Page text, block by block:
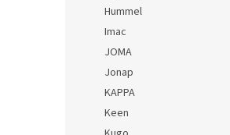
Hummel
Imac
JOMA
Jonap
KAPPA
Keen